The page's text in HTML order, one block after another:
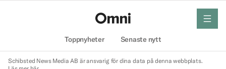
Toppnyheter Senaste nytt
meny
Schibsted News Media AB är ansvarig för dina data på denna webbplats.